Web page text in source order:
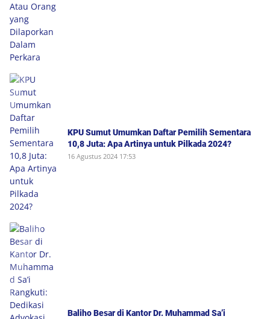
KPU Sumut Umumkan Daftar Pemilih Sementara
10,8 Juta: Apa Artinya untuk Pilkada 2024?
16 Agustus 2024 17:53
Baliho Besar di Kantor Dr. Muhammad Sa’i